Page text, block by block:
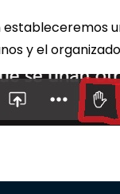
estableceremos
y el